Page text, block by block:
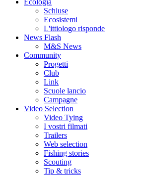
Schiuse
Ecosistemi
L'ittiologo risponde
News Flash
M&S News
Community
Progetti
Club
Link
Scuole lancio
Campagne
Video Selection
Video Tying
I vostri filmati
Trailers
Web selection
Fishing stories
Scouting
Tip & tricks